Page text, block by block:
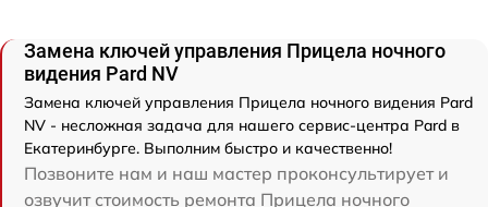
Замена ключей управления Прицела ночного
видения Pard NV
Замена ключей управления Прицела ночного видения Pard
NV - несложная задача для нашего сервис-центра Pard в
Екатеринбурге. Выполним быстро и качественно!
Позвоните нам и наш мастер проконсультирует и
озвучит стоимость ремонта Прицела ночного